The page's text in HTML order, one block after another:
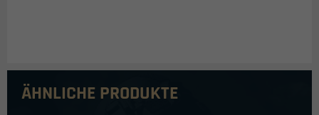
ÄHNLICHE PRODUKTE